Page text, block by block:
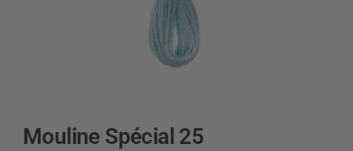
Mouline Spécial 25